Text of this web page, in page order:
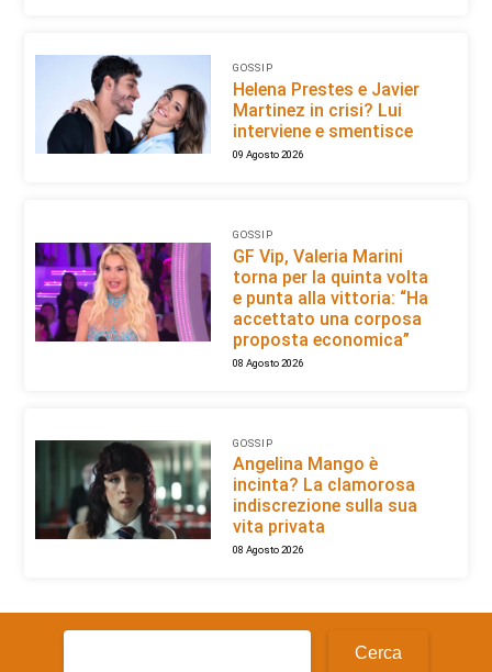
GOSSIP
Helena Prestes e Javier
Martinez in crisi? Lui
interviene e smentisce
09 Agosto 2026
GOSSIP
GF Vip, Valeria Marini
torna per la quinta volta
e punta alla vittoria: “Ha
accettato una corposa
proposta economica”
08 Agosto 2026
GOSSIP
Angelina Mango è
incinta? La clamorosa
indiscrezione sulla sua
vita privata
08 Agosto 2026